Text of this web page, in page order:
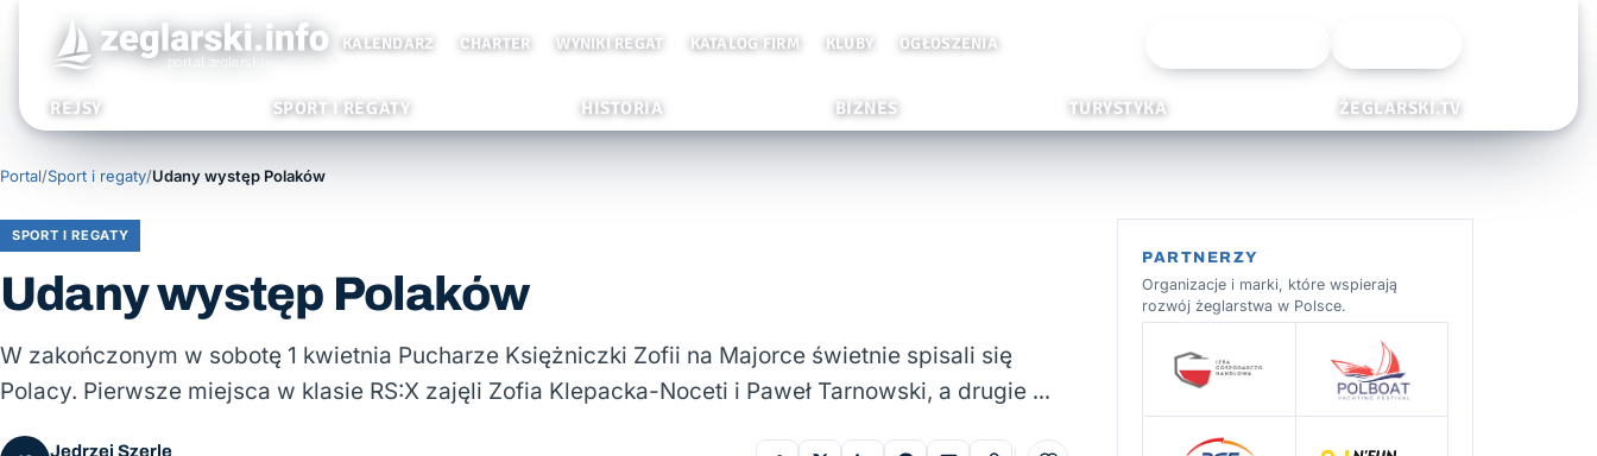
KALENDARZ CHARTER WYNIKI REGAT KATALOG FIRM KLUBY OGŁOSZENIA
REJSY SPORT I REGATY HISTORIA BIZNES TURYSTYKA ŻEGLARSKI.TV
Portal/Sport i regaty/Udany występ Polaków
SPORT I REGATY
Udany występ Polaków
W zakończonym w sobotę 1 kwietnia Pucharze Księżniczki Zofii na Majorce świetnie spisali się
Polacy. Pierwsze miejsca w klasie RS:X zajęli Zofia Klepacka-Noceti i Paweł Tarnowski, a drugie …
Jędrzej Szerle
PARTNERZY
Organizacje i marki, które wspierają
rozwój żeglarstwa w Polsce.